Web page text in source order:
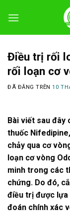
đến
Điều trị rối
rối loạn cơ
ĐÃ ĐĂNG TRÊN10
Bài viết sau đây
thuốc
chảy qua cơ
loạn cơ vòng
minh trong các
chứng. Do đó,
điều trị được lựa
đoán chính xác